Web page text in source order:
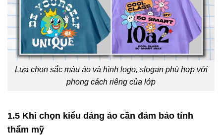
Lựa chọn sắc màu áo và hình logo, slogan phù hợp với
phong cách riêng của lớp
1.5 Khi chọn kiểu dáng áo cần đảm bảo tính
thẩm mỹ